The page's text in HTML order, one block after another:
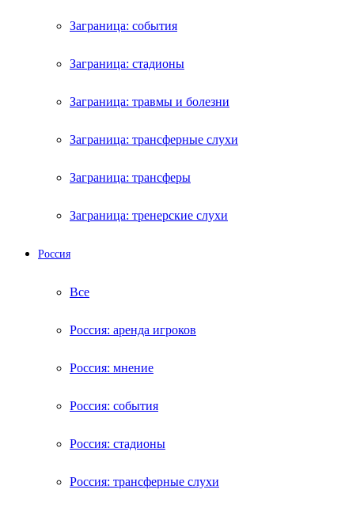
Заграница: события
Заграница: стадионы
Заграница: травмы и болезни
Заграница: трансферные слухи
Заграница: трансферы
Заграница: тренерские слухи
Россия
Все
Россия: аренда игроков
Россия: мнение
Россия: события
Россия: стадионы
Россия: трансферные слухи